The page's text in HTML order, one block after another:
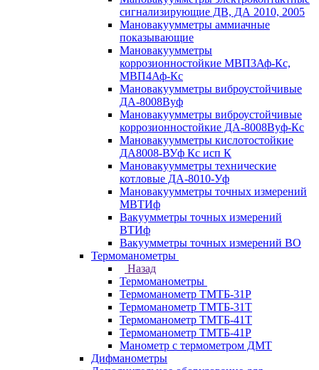
сигнализирующие ДВ, ДА 2010, 2005
Мановакуумметры аммиачные
показывающие
Мановакуумметры
коррозионностойкие МВП3Аф-Кс,
МВП4Аф-Кс
Мановакуумметры виброустойчивые
ДА-8008Вуф
Мановакуумметры виброустойчивые
коррозионностойкие ДА-8008Вуф-Кс
Мановакуумметры кислотостойкие
ДА8008-ВУф Кс исп К
Мановакуумметры технические
котловые ДА-8010-Уф
Мановакуумметры точных измерений
МВТИф
Вакуумметры точных измерений
ВТИф
Вакуумметры точных измерений ВО
Термоманометры
Назад
Термоманометры
Термоманометр ТМТБ-31Р
Термоманометр ТМТБ-31Т
Термоманометр ТМТБ-41Т
Термоманометр ТМТБ-41Р
Манометр с термометром ДМТ
Дифманометры